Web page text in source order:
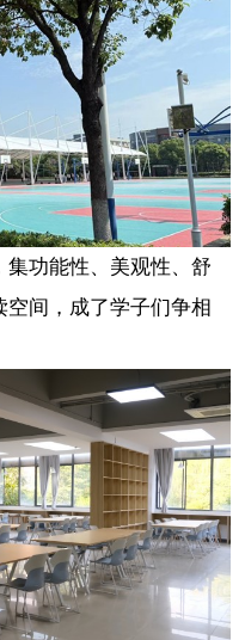
集功能性、美观性、舒
间，成了学子们争相